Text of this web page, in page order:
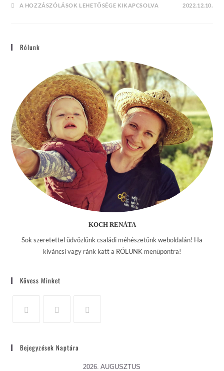
NO
A HOZZÁSZÓLÁSOK LEHETŐSÉGE KIKAPCSOLVA 2022.12.10.
Rólunk
KOCH RENÁTA
Sok szeretettel üdvözlünk családi méhészetünk weboldalán! Ha
kíváncsi vagy ránk katt a RÓLUNK menüpontra!
Kövess Minket
Bejegyzések Naptára
2026. AUGUSZTUS